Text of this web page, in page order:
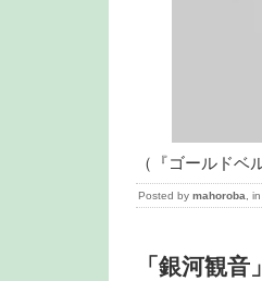
（『ゴールドベ
Posted by mahoroba, in
「銀河観音